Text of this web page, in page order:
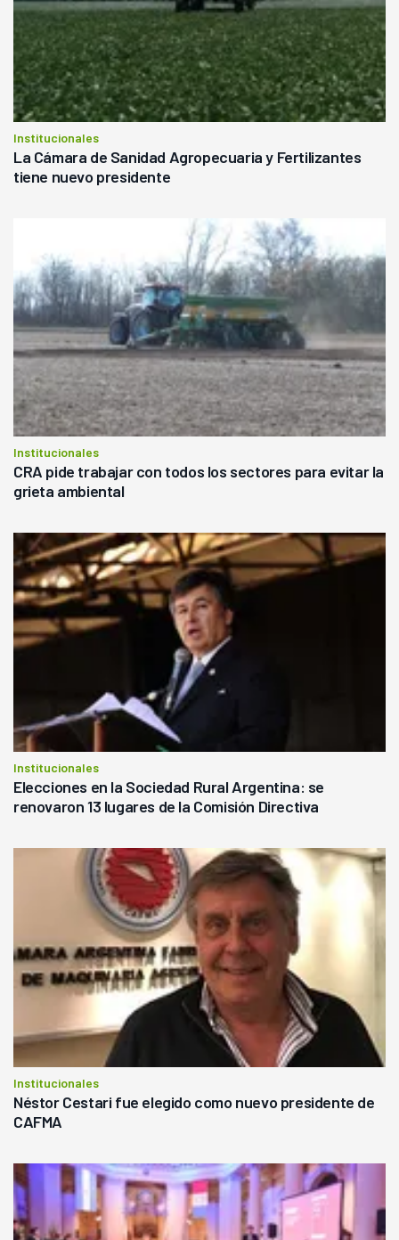
Institucionales
La Cámara de Sanidad Agropecuaria y Fertilizantes
tiene nuevo presidente
Institucionales
CRA pide trabajar con todos los sectores para evitar la
grieta ambiental
Institucionales
Elecciones en la Sociedad Rural Argentina: se
renovaron 13 lugares de la Comisión Directiva
Institucionales
Néstor Cestari fue elegido como nuevo presidente de
CAFMA